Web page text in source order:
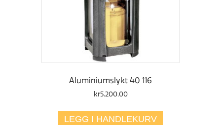
Aluminiumslykt 40 116
kr5.200,00
LEGG I HANDLEKURV